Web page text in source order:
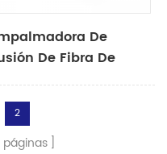
De
De Fibra De
X950
2
páginas